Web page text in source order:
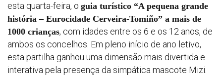
esta quarta-feira, o guia turístico “A pequena grande
história – Eurocidade Cerveira-Tomiño” a mais de
1000 crianças, com idades entre os 6 e os 12 anos, de
ambos os concelhos. Em pleno início de ano letivo,
esta partilha ganhou uma dimensão mais divertida e
interativa pela presença da simpática mascote Mizi.